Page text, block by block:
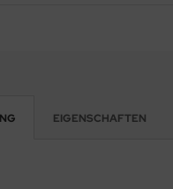
EIGENSCHAFTEN